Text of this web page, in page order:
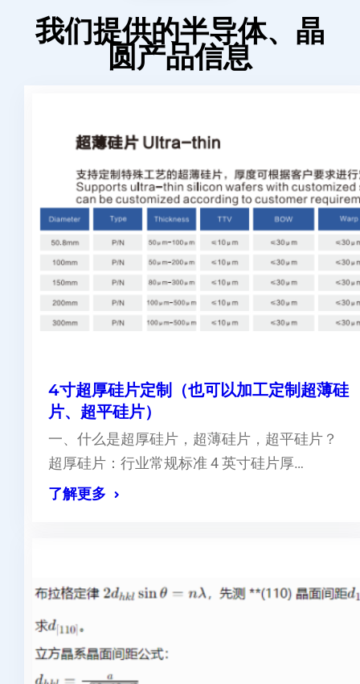
我们提供的半导体、晶
圆产品信息
4寸超厚硅片定制（也可以加工定制超薄硅
片、超平硅片）
一、什么是超厚硅片，超薄硅片，超平硅片？
超厚硅片：行业常规标准 4 英寸硅片厚…
了解更多